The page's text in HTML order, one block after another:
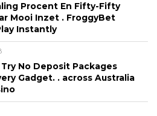
Procent En Fifty-Fifty
Mooi Inzet . FroggyBet
Instantly
No Deposit Packages
Gadget. . across Australia